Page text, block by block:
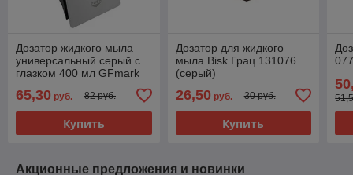
Дозатор жидкого мыла
универсальный серый с
глазком 400 мл GFmark
65,30 руб. 82 руб.
Купить
Дозатор для жидкого
мыла Bisk Грац 131076
(серый)
26,50 руб. 30 руб.
Купить
Акционные предложения и новинки